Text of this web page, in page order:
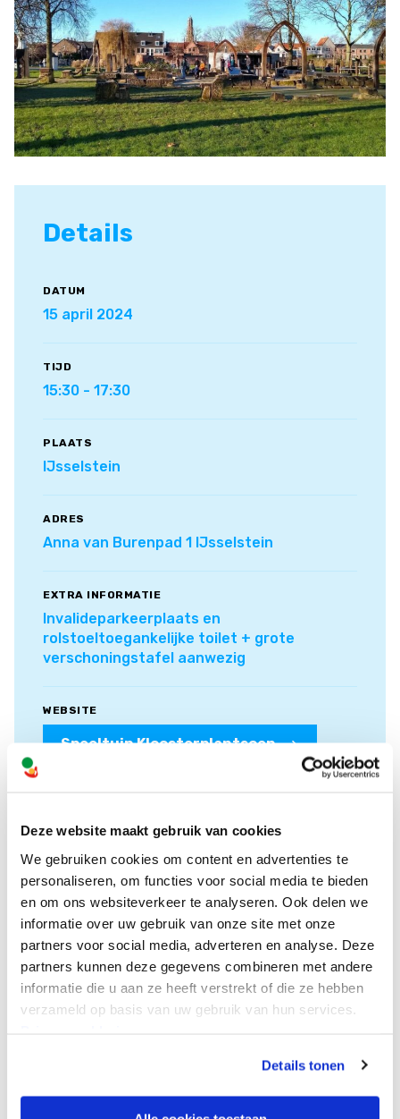
Deze website maakt gebruik van cookies
We gebruiken cookies om content en advertenties te
personaliseren, om functies voor social media te bieden
en om ons websiteverkeer te analyseren. Ook delen we
informatie over uw gebruik van onze site met onze
partners voor social media, adverteren en analyse. Deze
partners kunnen deze gegevens combineren met andere
informatie die u aan ze heeft verstrekt of die ze hebben
verzameld op basis van uw gebruik van hun services.
Details tonen
Details
DATUM
15 april 2024
TIJD
15:30 - 17:30
PLAATS
IJsselstein
ADRES
Anna van Burenpad 1 IJsselstein
EXTRA INFORMATIE
Invalideparkeerplaats en
rolstoeltoegankelijke toilet + grote
verschoningstafel aanwezig
WEBSITE
Speeltuin Kloosterplantsoen
Volg ons online
Facebook